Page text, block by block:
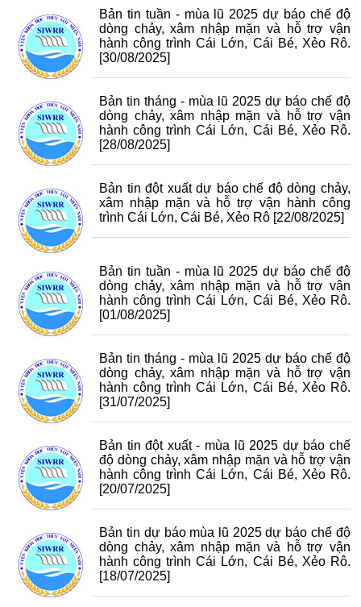
Bản tin tuần - mùa lũ 2025 dự báo chế độ
dòng chảy, xâm nhập mặn và hỗ trợ vận
hành công trình Cái Lớn, Cái Bé, Xẻo Rô.
[30/08/2025]
Bản tin tháng - mùa lũ 2025 dự báo chế độ
dòng chảy, xâm nhập mặn và hỗ trợ vận
hành công trình Cái Lớn, Cái Bé, Xẻo Rô.
[28/08/2025]
Bản tin đột xuất dự báo chế độ dòng chảy,
xâm nhập mặn và hỗ trợ vận hành công
trình Cái Lớn, Cái Bé, Xẻo Rô [22/08/2025]
Bản tin tuần - mùa lũ 2025 dự báo chế độ
dòng chảy, xâm nhập mặn và hỗ trợ vận
hành công trình Cái Lớn, Cái Bé, Xẻo Rô.
[01/08/2025]
Bản tin tháng - mùa lũ 2025 dự báo chế độ
dòng chảy, xâm nhập mặn và hỗ trợ vận
hành công trình Cái Lớn, Cái Bé, Xẻo Rô.
[31/07/2025]
Bản tin đột xuất - mùa lũ 2025 dự báo chế
độ dòng chảy, xâm nhập mặn và hỗ trợ vận
hành công trình Cái Lớn, Cái Bé, Xẻo Rô.
[20/07/2025]
Bản tin dự báo mùa lũ 2025 dự báo chế độ
dòng chảy, xâm nhập mặn và hỗ trợ vận
hành công trình Cái Lớn, Cái Bé, Xẻo Rô.
[18/07/2025]